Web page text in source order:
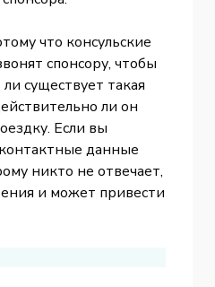
что консульские
спонсору, чтобы
существует такая
ли он
Если вы
данные
никто не отвечает,
и может привести